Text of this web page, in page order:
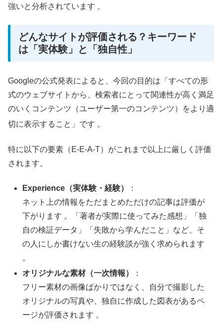
強いと分析されています 。
どんなサイトが評価される？キーワード
は「実体験」と「独自性」
Googleの公式発表によると、今回の目的は「すべての形
式のウェブサイトから、検索者にとって関連性が高く満足
のいくコンテンツ（ユーザー第一のコンテンツ）をより適
切に表示すること」です 。
特に以下の要素（E-E-A-T）がこれまで以上に厳しく評価
されます。
Experience（実体験・経験）
：
ネット上の情報をただまとめただけの記事は評価が
下がります 。「著者が実際に使ってみた感想」「独
自の検証データ」「失敗から学んだこと」など、そ
の人にしか書けない生の経験談が強く求められます
。
オリジナルな素材（一次情報）
：
フリー素材の画像ばかりではなく、自分で撮影した
オリジナルの写真や、独自に作成した図表があるペ
ージが評価されます 。